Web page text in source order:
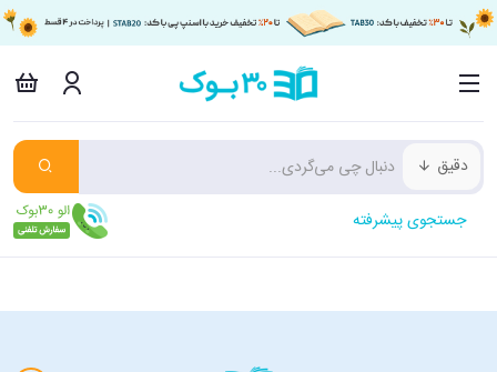
دقیق
جستجوی پیشرفته